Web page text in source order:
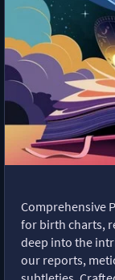
Comprehensive
for birth charts,
deep into the
our reports,